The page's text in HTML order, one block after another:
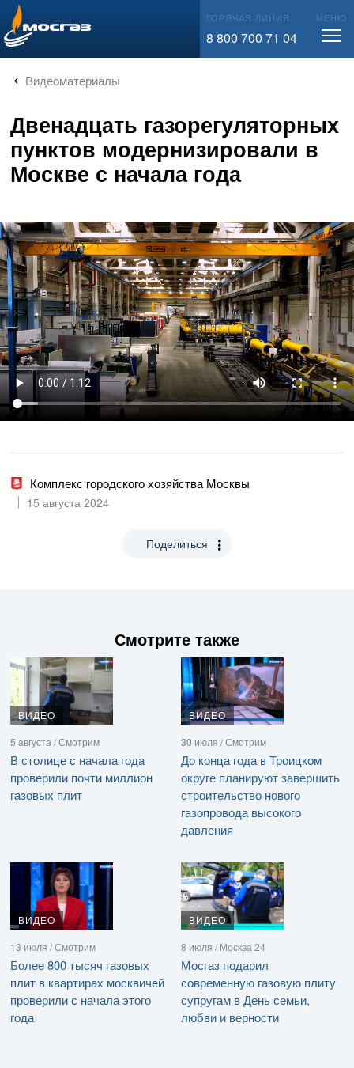
info@mos-gaz.ru ГОРЯЧАЯ ЛИНИЯ
8 800 700 71 04
МЕНЮ
Видеоматериалы
Двенадцать газорегуляторных
пунктов модернизировали в
Москве с начала года
Комплекс городского хозяйства Москвы
15 августа 2024
Поделиться
Смотрите также
ВИДЕО
5 августа / Смотрим
В столице с начала года
проверили почти миллион
газовых плит
ВИДЕО
30 июля / Смотрим
До конца года в Троицком
округе планируют завершить
строительство нового
газопровода высокого
давления
ВИДЕО
13 июля / Смотрим
Более 800 тысяч газовых
плит в квартирах москвичей
проверили с начала этого
года
ВИДЕО
8 июля / Москва 24
Мосгаз подарил
современную газовую плиту
супругам в День семьи,
любви и верности